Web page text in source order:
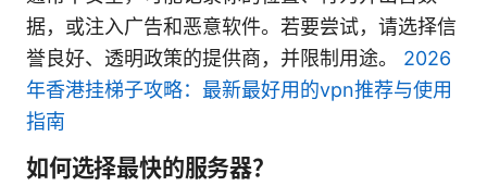
据，或注入广告和恶意软件。若要尝试，请选择信
誉良好、透明政策的提供商，并限制用途。 2026
年香港挂梯子攻略：最新最好用的vpn推荐与使用
指南
如何选择最快的服务器？